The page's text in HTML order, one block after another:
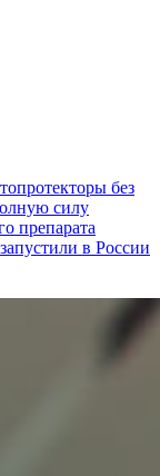
без
силу
препарата
в России